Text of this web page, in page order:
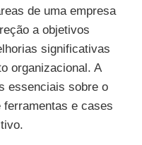
de uma empresa
a objetivos
significativas
organizacional. A
essenciais sobre o
e cases